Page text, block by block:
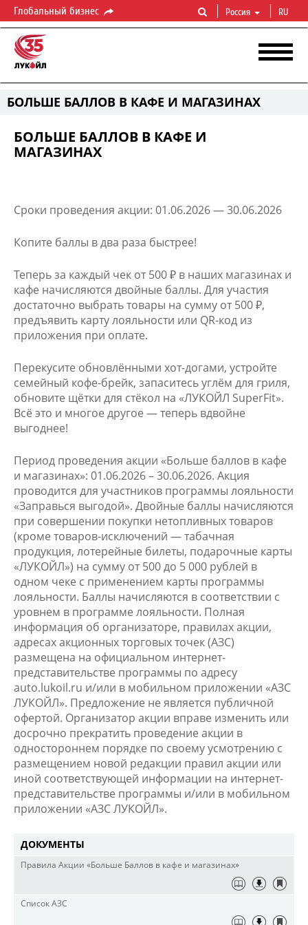
Глобальный бизнес Россия RU
БОЛЬШЕ БАЛЛОВ В КАФЕ И МАГАЗИНАХ
БОЛЬШЕ БАЛЛОВ В КАФЕ И
МАГАЗИНАХ
Сроки проведения акции: 01.06.2026—30.06.2026
Копите баллы в два раза быстрее!
Теперь за каждый чек от 500 ₽ в наших магазинах и
кафе начисляются двойные баллы. Для участия
достаточно выбрать товары на сумму от 500 ₽,
предъявить карту лояльности или QR-код из
приложения при оплате.
Перекусите обновлёнными хот-догами, устройте
семейный кофе-брейк, запаситесь углём для гриля,
обновите щётки для стёкол на «ЛУКОЙЛ SuperFit».
Всё это и многое другое — теперь вдвойне
выгоднее!
Период проведения акции «Больше баллов в кафе
и магазинах»: 01.06.2026 – 30.06.2026. Акция
проводится для участников программы лояльности
«Заправься выгодой». Двойные баллы начисляются
при совершении покупки нетопливных товаров
(кроме товаров-исключений — табачная
продукция, лотерейные билеты, подарочные карты
«ЛУКОЙЛ») на сумму от 500 до 5 000 рублей в
одном чеке с применением карты программы
лояльности. Баллы начисляются в соответствии с
уровнем в программе лояльности. Полная
информация об организаторе, правилах акции,
адресах акционных торговых точек (АЗС)
размещена на официальном интернет-
представительстве программы по адресу
auto.lukoil.ru и/или в мобильном приложении «АЗС
ЛУКОЙЛ». Предложение не является публичной
офертой. Организатор акции вправе изменить или
досрочно прекратить проведение акции в
одностороннем порядке по своему усмотрению с
размещением новой редакции правил акции или
иной соответствующей информации на интернет-
представительстве программы и/или в мобильном
приложении «АЗС ЛУКОЙЛ».​
ДОКУМЕНТЫ
Правила Акции «Больше Баллов в кафе и магазинах»
Список АЗС